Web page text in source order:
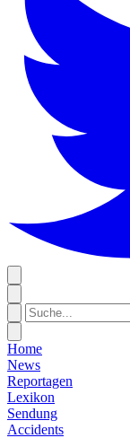
Home
News
Reportagen
Lexikon
Sendung
Accidents